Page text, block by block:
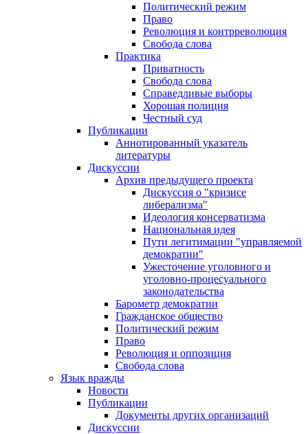
Политический режим
Право
Революция и контрреволюция
Свобода слова
Практика
Приватность
Свобода слова
Справедливые выборы
Хорошая полиция
Честный суд
Публикации
Аннотированный указатель
литературы
Дискуссии
Архив предыдущего проекта
Дискуссия о "кризисе
либерализма"
Идеология консерватизма
Национальная идея
Пути легитимации "управляемой
демократии"
Ужесточение уголовного и
уголовно-процесуального
законодательства
Барометр демократии
Гражданское общество
Политический режим
Право
Революция и оппозиция
Свобода слова
Язык вражды
Новости
Публикации
Документы других организаций
Дискуссии